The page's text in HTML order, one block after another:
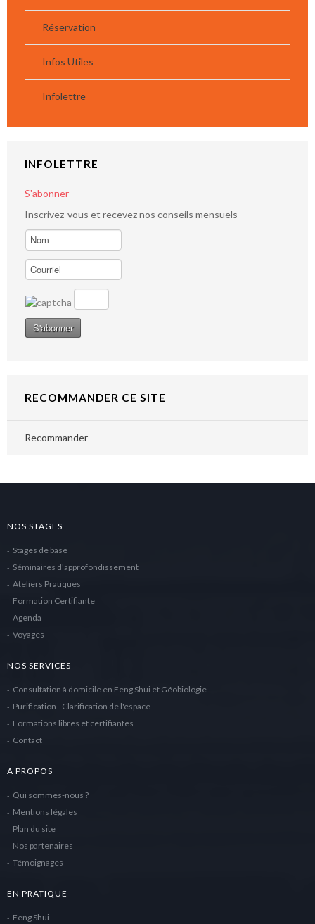
Réservation
Infos Utiles
Infolettre
INFOLETTRE
S'abonner
Inscrivez-vous et recevez nos conseils mensuels
RECOMMANDER CE SITE
Recommander
NOS STAGES
Stages de base
Séminaires d'approfondissement
Ateliers Pratiques
Formation Certifiante
Agenda
Voyages
NOS SERVICES
Consultation à domicile en Feng Shui et Géobiologie
Purification - Clarification de l'espace
Formations libres et certifiantes
Contact
A PROPOS
Qui sommes-nous ?
Mentions légales
Plan du site
Nos partenaires
Témoignages
EN PRATIQUE
Feng Shui